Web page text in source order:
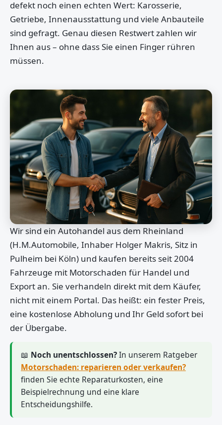
defekt noch einen echten Wert: Karosserie,
Getriebe, Innenausstattung und viele Anbauteile
sind gefragt. Genau diesen Restwert zahlen wir
Ihnen aus – ohne dass Sie einen Finger rühren
müssen.
Wir sind ein Autohandel aus dem Rheinland
(H.M.Automobile, Inhaber Holger Makris, Sitz in
Pulheim bei Köln) und kaufen bereits seit 2004
Fahrzeuge mit Motorschaden für Handel und
Export an. Sie verhandeln direkt mit dem Käufer,
nicht mit einem Portal. Das heißt: ein fester Preis,
eine kostenlose Abholung und Ihr Geld sofort bei
der Übergabe.
📖 Noch unentschlossen?In unserem Ratgeber
Motorschaden: reparieren oder verkaufen?
finden Sie echte Reparaturkosten, eine
Beispielrechnung und eine klare
Entscheidungshilfe.